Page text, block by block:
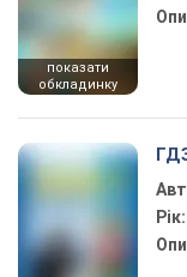
показати
обкладинку
Рік: